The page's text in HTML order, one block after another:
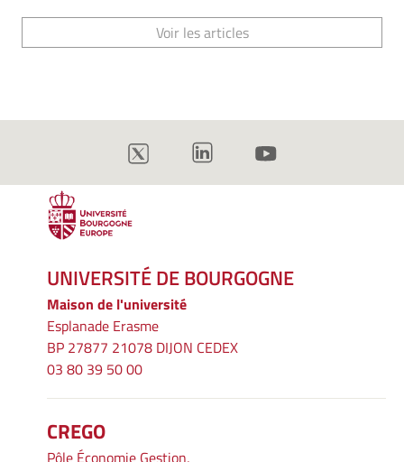
Voir les articles
UNIVERSITÉ DE BOURGOGNE
Maison de l'université
Esplanade Erasme
BP 27877 21078 DIJON CEDEX
03 80 39 50 00
CREGO
Pôle Économie Gestion,